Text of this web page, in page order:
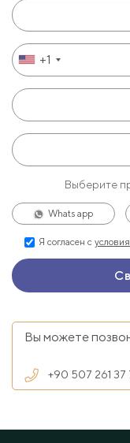
+1
Выберите
Whats app
Я согласен с
Вы можете
+90 507 261 37